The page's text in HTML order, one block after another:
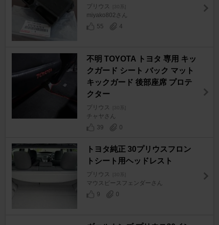
プリウス [30系]
miyako802さん
55
4
不明 TOYOTA トヨタ 専用 キッ
クガード シート バック マット
キックガード 後部座席 プロテ
クター
プリウス [30系]
チャヤさん
39
0
トヨタ純正 30プリウスフロン
トシート用ヘッドレスト
プリウス [30系]
マウスピースフェンダーさん
9
0